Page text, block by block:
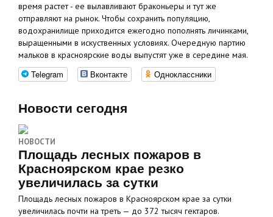
время растет - ее вылавливают браконьеры и тут же
отправляют на рынок. Чтобы сохранить популяцию,
водохранилище приходится ежегодно пополнять личинками,
выращенными в искуственных условиях. Очередную партию
мальков в красноярские воды выпустят уже в середине мая.
Telegram Вконтакте Одноклассники
Новости сегодня
НОВОСТИ
Площадь лесных пожаров в
Красноярском крае резко
увеличилась за сутки
Площадь лесных пожаров в Красноярском крае за сутки
увеличилась почти на треть — до 372 тысяч гектаров.